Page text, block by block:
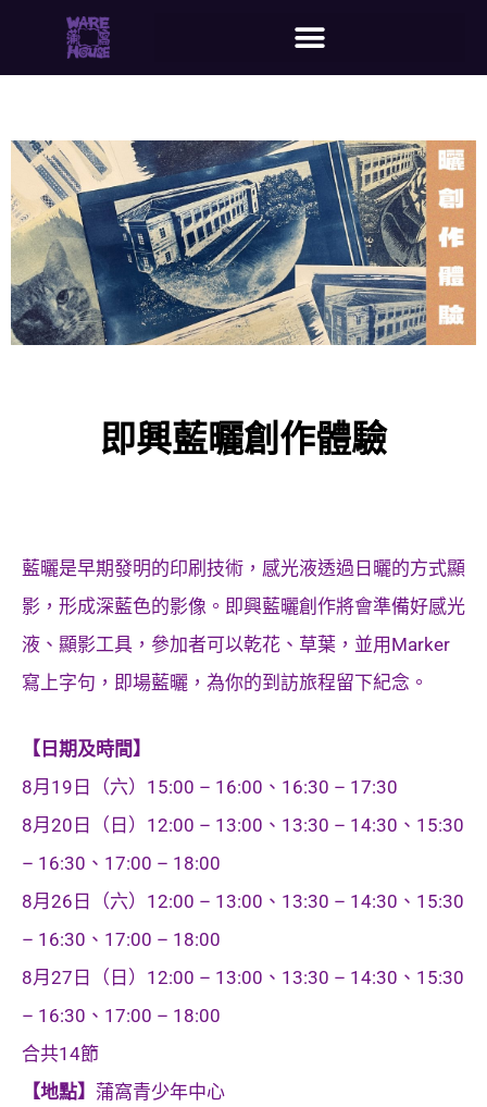
即興藍曬創作體驗
藍曬是早期發明的印刷技術，感光液透過日曬的方式顯
影，形成深藍色的影像。即興藍曬創作將會準備好感光
液、顯影工具，參加者可以乾花、草葉，並用Marker
寫上字句，即場藍曬，為你的到訪旅程留下紀念。
【日期及時間】
8月19日（六） 15:00 – 16:00、16:30 – 17:30
8月20日（日） 12:00 – 13:00、13:30 – 14:30、15:30
– 16:30、17:00 – 18:00
8月26日（六） 12:00 – 13:00、13:30 – 14:30、15:30
– 16:30、17:00 – 18:00
8月27日（日） 12:00 – 13:00、13:30 – 14:30、15:30
– 16:30、17:00 – 18:00
合共14節
【地點】 蒲窩青少年中心